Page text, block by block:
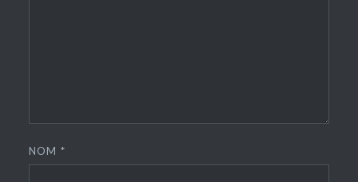
NOM*